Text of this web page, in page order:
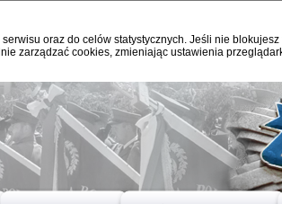
oraz do celów statystycznych. Jeśli nie
zarządzać cookies, zmieniając ustawienia